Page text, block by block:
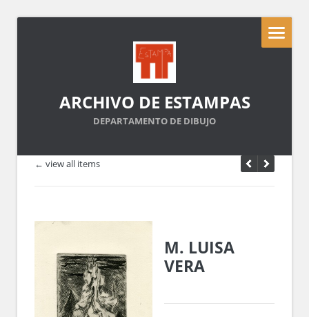
ARCHIVO DE ESTAMPAS
DEPARTAMENTO DE DIBUJO
← view all items
M. LUISA
VERA